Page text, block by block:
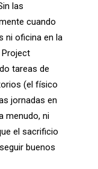
las
cuando
ni oficina en la
tareas de
(el físico
jornadas en
menudo, ni
el sacrificio
buenos